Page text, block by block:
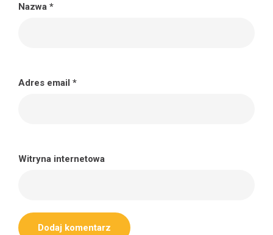
Nazwa *
Adres email *
Witryna internetowa